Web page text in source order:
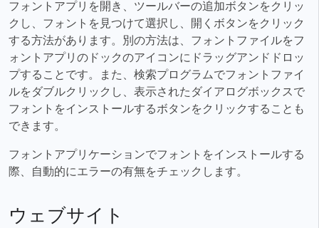
フォントアプリを開き、ツールバーの追加ボタンをクリッ
クし、フォントを見つけて選択し、開くボタンをクリック
する方法があります。別の方法は、フォントファイルをフ
ォントアプリのドックのアイコンにドラッグアンドドロッ
プすることです。また、検索プログラムでフォントファイ
ルをダブルクリックし、表示されたダイアログボックスで
フォントをインストールするボタンをクリックすることも
できます。
フォントアプリケーションでフォントをインストールする
際、自動的にエラーの有無をチェックします。
ウェブサイト